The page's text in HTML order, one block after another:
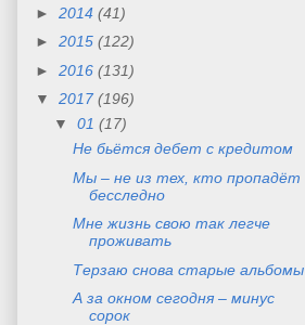
► 2014 (41)
► 2015 (122)
► 2016 (131)
▼ 2017 (196)
▼ 01 (17)
Не бьётся дебет с кредитом
Мы – не из тех, кто пропадёт
бесследно
Мне жизнь свою так легче
проживать
Терзаю снова старые альбомы
А за окном сегодня – минус
сорок